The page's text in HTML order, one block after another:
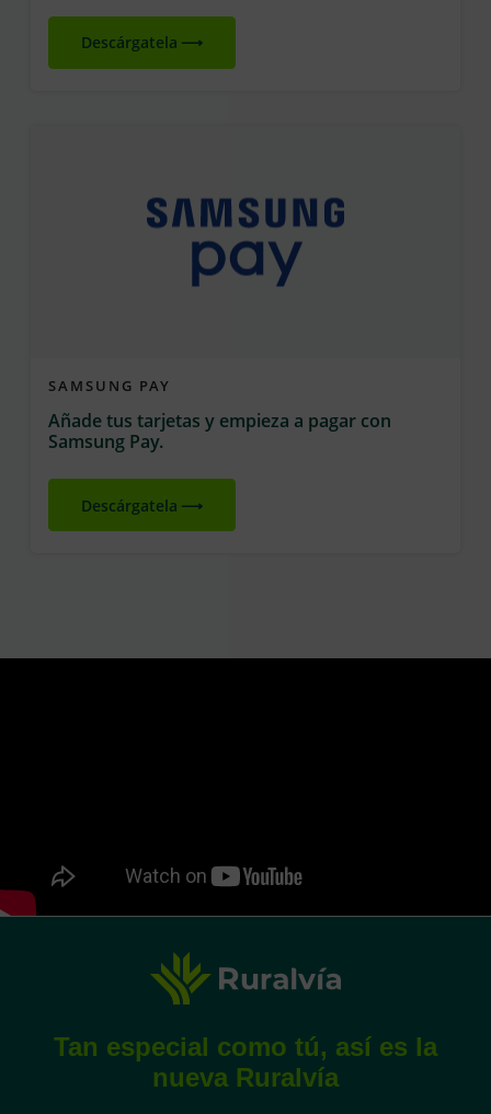
Descárgatela
SAMSUNG PAY
Añade tus tarjetas y empieza a pagar con
Samsung Pay.
Descárgatela
Tan especial como tú, así es la
nueva Ruralvía